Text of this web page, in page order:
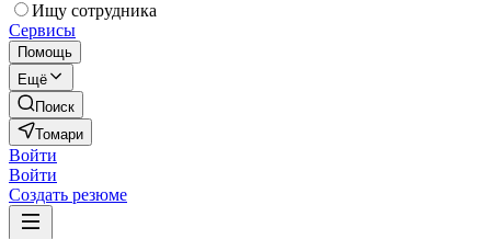
Ищу сотрудника
Сервисы
Помощь
Ещё
Поиск
Томари
Войти
Войти
Создать резюме